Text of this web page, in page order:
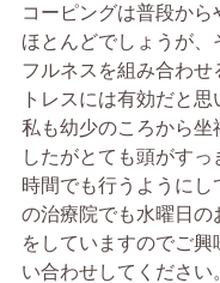
コーピングは普段か
ほとんどでしょうが、
フルネスを組み合わせ
トレスには有効だと思
私も幼少のころから坐
したがとても頭がすっ
時間でも行うようにし
の治療院でも水曜日の
をしていますのでご興
い合わせしてください